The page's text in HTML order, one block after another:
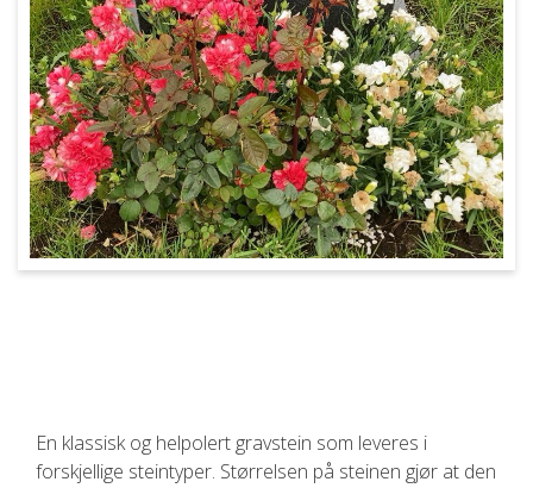
En klassisk og helpolert gravstein som leveres i
forskjellige steintyper. Størrelsen på steinen gjør at den